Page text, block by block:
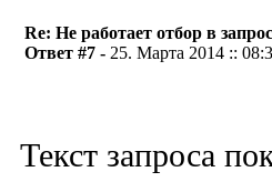
Re: Не работает отбор в
Ответ #7 - 25. Марта 2014 ::
Текст запроса